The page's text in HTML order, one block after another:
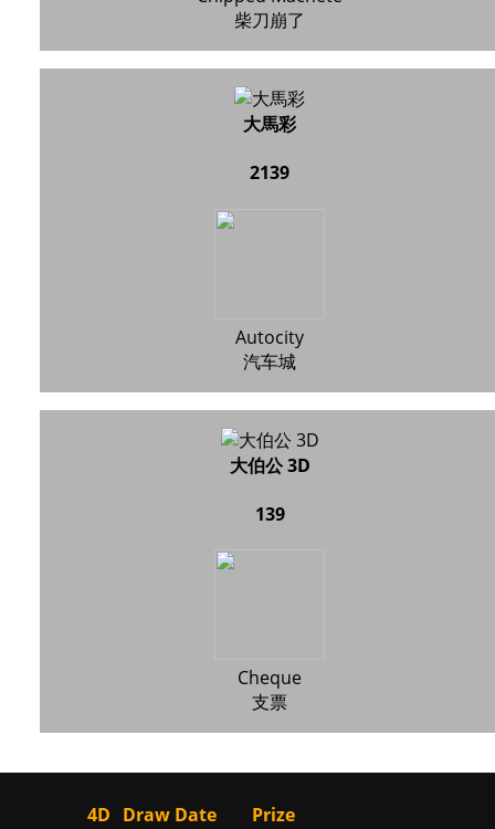
柴刀崩了
大馬彩
2139
Autocity
汽车城
大伯公 3D
139
Cheque
支票
4D Draw Date
Prize